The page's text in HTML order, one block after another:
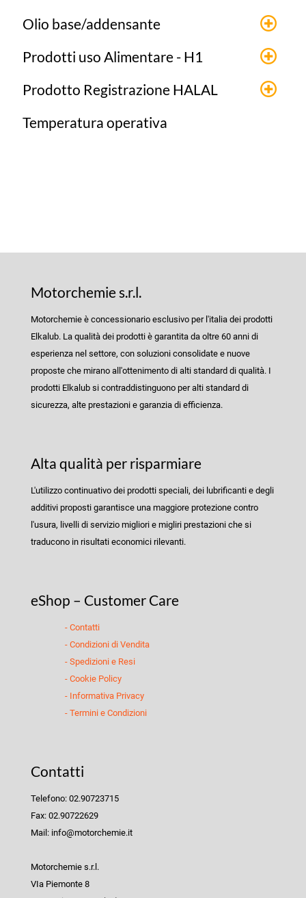
Olio base/addensante
Prodotti uso Alimentare - H1
Prodotto Registrazione HALAL
Temperatura operativa
Motorchemie s.r.l.
Motorchemie è concessionario esclusivo per l'italia dei prodotti
Elkalub. La qualità dei prodotti è garantita da oltre 60 anni di
esperienza nel settore, con soluzioni consolidate e nuove
proposte che mirano all'ottenimento di alti standard di qualità. I
prodotti Elkalub si contraddistinguono per alti standard di
sicurezza, alte prestazioni e garanzia di efficienza.
Alta qualità per risparmiare
L'utilizzo continuativo dei prodotti speciali, dei lubrificanti e degli
additivi proposti garantisce una maggiore protezione contro
l'usura, livelli di servizio migliori e migliri prestazioni che si
traducono in risultati economici rilevanti.
eShop – Customer Care
- Contatti
- Condizioni di Vendita
- Spedizioni e Resi
- Cookie Policy
- Informativa Privacy
- Termini e Condizioni
Contatti
Telefono: 02.90723715
Fax: 02.90722629
Mail: info@motorchemie.it
Motorchemie s.r.l.
VIa Piemonte 8